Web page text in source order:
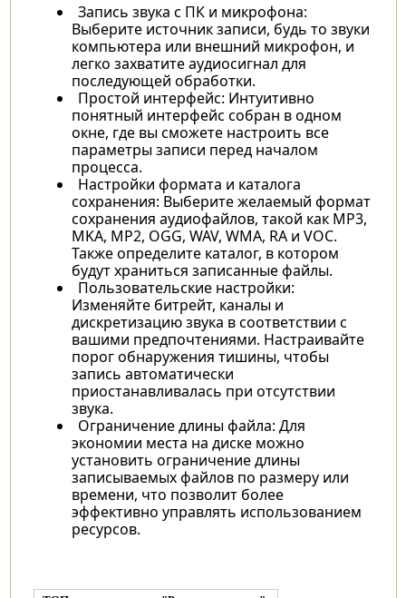
Запись звука с ПК и микрофона:
Выберите источник записи, будь то звуки
компьютера или внешний микрофон, и
легко захватите аудиосигнал для
последующей обработки.
Простой интерфейс: Интуитивно
понятный интерфейс собран в одном
окне, где вы сможете настроить все
параметры записи перед началом
процесса.
Настройки формата и каталога
сохранения: Выберите желаемый формат
сохранения аудиофайлов, такой как MP3,
MKA, MP2, OGG, WAV, WMA, RA и VOC.
Также определите каталог, в котором
будут храниться записанные файлы.
Пользовательские настройки:
Изменяйте битрейт, каналы и
дискретизацию звука в соответствии с
вашими предпочтениями. Настраивайте
порог обнаружения тишины, чтобы
запись автоматически
приостанавливалась при отсутствии
звука.
Ограничение длины файла: Для
экономии места на диске можно
установить ограничение длины
записываемых файлов по размеру или
времени, что позволит более
эффективно управлять использованием
ресурсов.